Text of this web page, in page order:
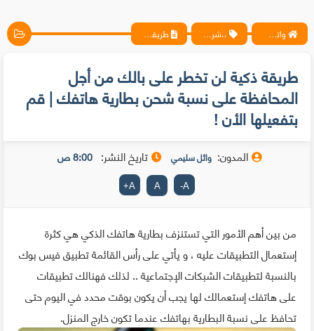
واتس آب ، فيسبوك ، أنترنت ، شروحات تقنية حصرية - المحترف ،،شروحات، طريقة ذكية لن تخطر على بالك من أجل المحافظة على نسبة شحن بطارية هاتفك | قم بتفعيلها الأن !
طريقة ذكية لن تخطر على بالك من أجل
المحافظة على نسبة شحن بطارية هاتفك | قم
بتفعيلها الأن !
المدون: وائل سليمي تاريخ النشر: 8:00 ص
A
-
A
A
+
من بين أهم الأمور التي تستنزف بطارية هاتفك الذكي هي كثرة
إستعمال التطبيقات عليه ، و يأتي على رأس القائمة تطبيق فيس بوك
بالنسبة لتطبيقات الشبكات الإجتماعية .. لذلك فهنالك تطبيقات
على هاتفك إستعمالك لها يجب أن يكون بوقت محدد في اليوم حتى
تحافظ على نسبة البطارية بهاتفك عندما تكون خارج المنزل.